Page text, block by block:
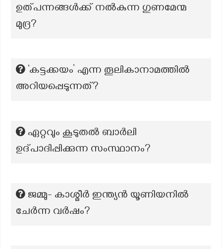
ഉത്പന്നങ്ങൾക്ക് നൽകുന്ന ഗുണമേന്മ
മുദ്ര?
‘കട്ടക്കയം’ എന്ന തൂലികാനാമത്തില്‍
അറിയപ്പെടുന്നത്?
ഏറ്റവും കൂടുതൽ ബാർലി
ഉദ്പാദിപ്പിക്കുന്ന സംസ്ഥാനം?
ജമ്മു- കാശ്മീർ ഇന്ത്യൻ യൂണിയനിൽ
ചേർന്ന വർഷം?